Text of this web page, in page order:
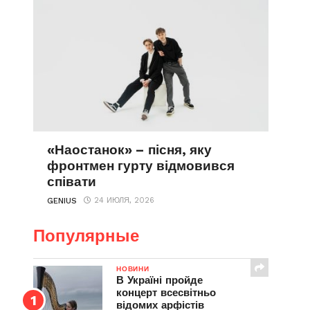
«Наостанок» – пісня, яку
фронтмен гурту відмовився
співати
GENIUS 24 ИЮЛЯ, 2026
Популярные
НОВИНИ
В Україні пройде
концерт всесвітньо
відомих арфістів